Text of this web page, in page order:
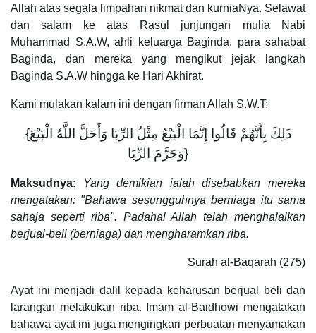
Allah atas segala limpahan nikmat dan kurniaNya. Selawat
dan salam ke atas Rasul junjungan mulia Nabi
Muhammad S.A.W, ahli keluarga Baginda, para sahabat
Baginda, dan mereka yang mengikut jejak langkah
Baginda S.A.W hingga ke Hari Akhirat.
Kami mulakan kalam ini dengan firman Allah S.W.T:
{ذَلِكَ بِأَنَّهُمْ قَالُوا إِنَّمَا الْبَيْعُ مِثْلُ الرِّبَا وَأَحَلَّ اللَّهُ الْبَيْعَ
وَحَرَّمَ الرِّبَا}
Maksudnya: Yang demikian ialah disebabkan mereka
mengatakan: "Bahawa sesungguhnya berniaga itu sama
sahaja seperti riba". Padahal Allah telah menghalalkan
berjual-beli (berniaga) dan mengharamkan riba.
Surah al-Baqarah (275)
Ayat ini menjadi dalil kepada keharusan berjual beli dan
larangan melakukan riba. Imam al-Baidhowi mengatakan
bahawa ayat ini juga mengingkari perbuatan menyamakan